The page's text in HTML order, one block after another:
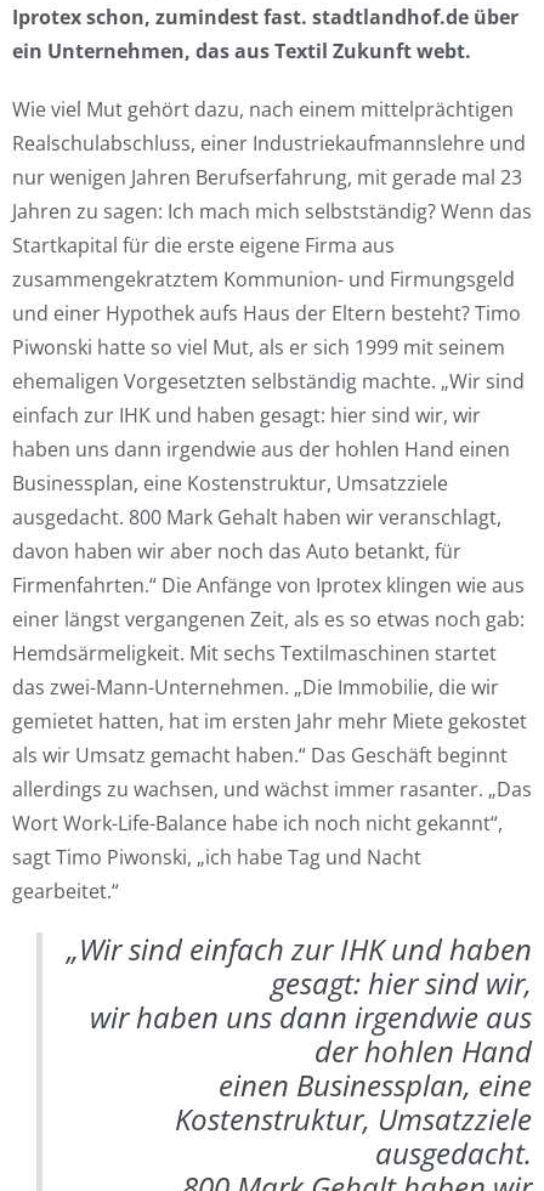
Iprotex schon, zumindest fast. stadtlandhof.de über
ein Unternehmen, das aus Textil Zukunft webt.
Wie viel Mut gehört dazu, nach einem mittelprächtigen
Realschulabschluss, einer Industriekaufmannslehre und
nur wenigen Jahren Berufserfahrung, mit gerade mal 23
Jahren zu sagen: Ich mach mich selbstständig? Wenn das
Startkapital für die erste eigene Firma aus
zusammengekratztem Kommunion- und Firmungsgeld
und einer Hypothek aufs Haus der Eltern besteht? Timo
Piwonski hatte so viel Mut, als er sich 1999 mit seinem
ehemaligen Vorgesetzten selbständig machte. „Wir sind
einfach zur IHK und haben gesagt: hier sind wir, wir
haben uns dann irgendwie aus der hohlen Hand einen
Businessplan, eine Kostenstruktur, Umsatzziele
ausgedacht. 800 Mark Gehalt haben wir veranschlagt,
davon haben wir aber noch das Auto betankt, für
Firmenfahrten.“ Die Anfänge von Iprotex klingen wie aus
einer längst vergangenen Zeit, als es so etwas noch gab:
Hemdsärmeligkeit. Mit sechs Textilmaschinen startet
das zwei-Mann-Unternehmen. „Die Immobilie, die wir
gemietet hatten, hat im ersten Jahr mehr Miete gekostet
als wir Umsatz gemacht haben.“ Das Geschäft beginnt
allerdings zu wachsen, und wächst immer rasanter. „Das
Wort Work-Life-Balance habe ich noch nicht gekannt“,
sagt Timo Piwonski, „ich habe Tag und Nacht
gearbeitet.“
„Wir sind einfach zur IHK und haben
gesagt: hier sind wir,
wir haben uns dann irgendwie aus
der hohlen Hand
einen Businessplan, eine
Kostenstruktur, Umsatzziele
ausgedacht.